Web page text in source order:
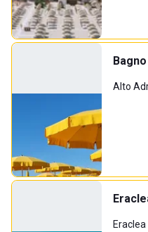
Alto